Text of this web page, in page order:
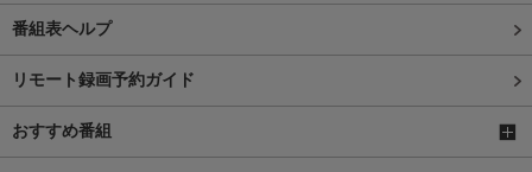
番組表ヘルプ
リモート録画予約ガイド
おすすめ番組